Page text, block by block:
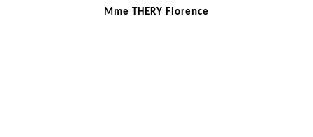
Mme THERY Florence